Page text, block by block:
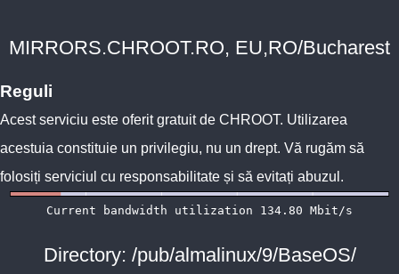
MIRRORS.CHROOT.RO, EU,RO/Bucharest
Reguli
Acest serviciu este oferit gratuit de CHROOT. Utilizarea
acestuia constituie un privilegiu, nu un drept. Vă rugăm să
folosiți serviciul cu responsabilitate și să evitați abuzul.
Directory: /pub/almalinux/9/BaseOS/